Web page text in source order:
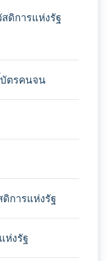
ดิการแห่งรัฐ
ตรคนจน
การแห่งรัฐ
ห่งรัฐ